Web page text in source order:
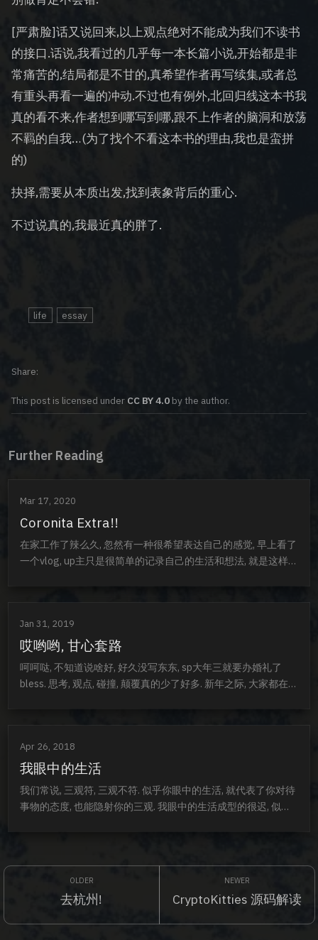
[严肃脸]话又说回来,以上观点绝对不能成为我们不读书
的接口.话说,我看过的几乎每一本长篇小说,开始都是非
常痛苦的,结局都是不甘的,真希望作者再写续集,或者总
有重头再看一遍的冲动.不过也有例外,北回归线这本书我
真的看不来,作者想到哪写到哪,跟不上作者的脑洞和放荡
不羁的自我…(为了找个不看这本书的理由,我也是蛮拼
的)
抉择,需要从本质出发,找到表象背后的重心.
不过说真的,我最近真的胖了.
life essay
This post is licensed under CC BY 4.0 by the author.
Share
Further Reading
Mar 17, 2020
Coronita Extra!!
在家工作了辣么久, 忽然有一种很希望表达自己的感觉, 早上看了
一个vlog, up主只是很简单的记录自己的生活和想法, 就是这样的
感受以外, 我们每个人还是有很多很多情绪需要发表. 就当是直抒
己见无所...
Jan 31, 2019
哎哟哟, 甘心套路
呵呵哒, 不知道说啥好, 好久没写东东, sp大年三就要办婚礼了
bless. 思考, 观点, 碰撞, 颠覆真的少了好多. 新年之际, 大家都在集
配合她的演出. 成年人看多了套路, 没必要一副桀...
Apr 26, 2018
我眼中的生活
我们常说, 三观符, 三观不符. 似乎你眼中的生活, 就代表了你对待
事物的态度, 也能隐射你的三观. 我眼中的生活成型的很迟, 似乎
去杭州! CryptoKitties 源码解读